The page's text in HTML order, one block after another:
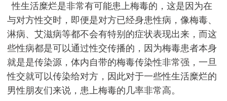
性生活糜烂是非常有可能患上梅毒的，这是因为在
与对方性交时，即便是对方已经身患性病，像梅毒、
淋病、艾滋病等都不会有特别的症状表现出来，而这
些性病都是可以通过性交传播的，因为梅毒患者本身
就是是传染源，体内自带的梅毒传染性非常强，一旦
性交就可以传染给对方，因此对于一些性生活糜烂的
男性朋友们来说，患上梅毒的几率非常高。